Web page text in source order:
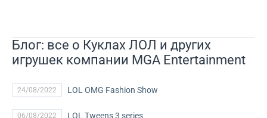
Блог: все о Куклах ЛОЛ и других
игрушек компании MGA Entertainment
24/08/2022 LOL OMG Fashion Show
06/08/2022 LOL Tweens 3 series